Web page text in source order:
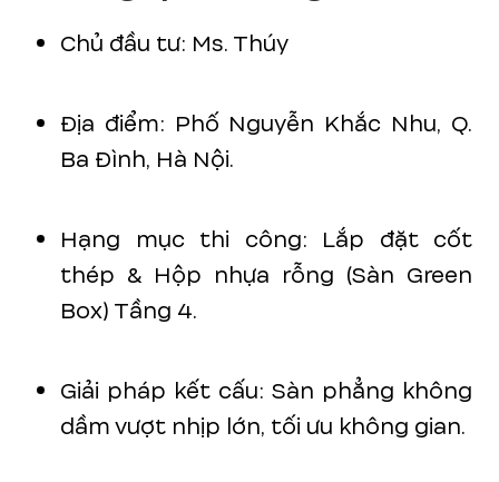
Chủ đầu tư: Ms. Thúy
Địa điểm: Phố Nguyễn Khắc Nhu, Q.
Ba Đình, Hà Nội.
Hạng mục thi công: Lắp đặt cốt
thép & Hộp nhựa rỗng (Sàn Green
Box) Tầng 4.
Giải pháp kết cấu: Sàn phẳng không
dầm vượt nhịp lớn, tối ưu không gian.